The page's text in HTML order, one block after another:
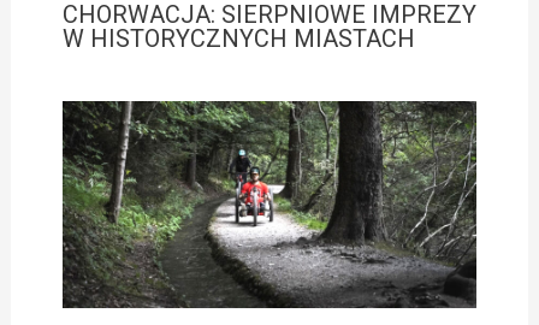
CHORWACJA: SIERPNIOWE IMPREZY
W HISTORYCZNYCH MIASTACH